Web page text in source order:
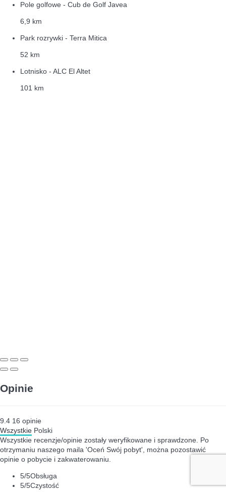
Pole golfowe - Cub de Golf Javea
6,9 km
Park rozrywki - Terra Mitica
52 km
Lotnisko - ALC El Altet
101 km
Opinie
9.4 16 opinie
Wszystkie Polski
Wszystkie recenzje/opinie zostały weryfikowane i sprawdzone. Po
otrzymaniu naszego maila 'Oceń Swój pobyt', można pozostawić
opinie o pobycie i zakwaterowaniu.
5/5Obsługa
5/5Czystość